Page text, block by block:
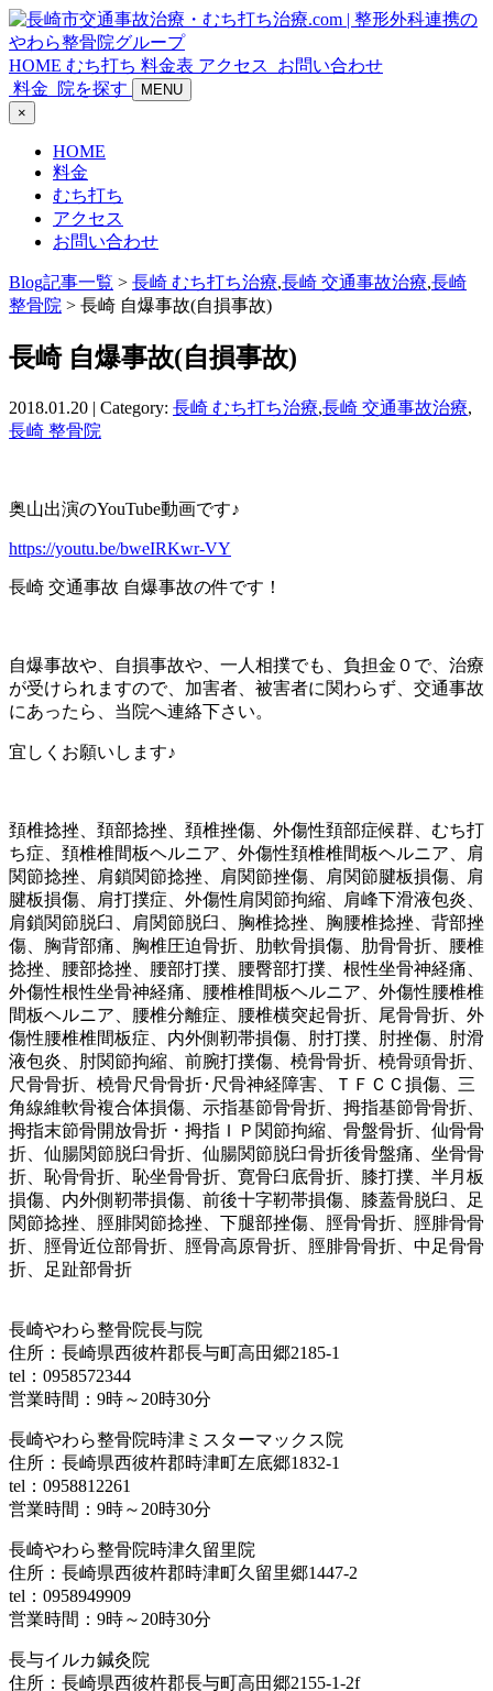
HOME むち打ち 料金表 アクセス
お問い合わせ
料金
院を探す
MENU
×
HOME
料金
むち打ち
アクセス
お問い合わせ
Blog記事一覧 > 長崎 むち打ち治療,長崎 交通事故治療,長崎
整骨院 > 長崎 自爆事故(自損事故)
長崎 自爆事故(自損事故)
2018.01.20 | Category: 長崎 むち打ち治療,長崎 交通事故治療,
長崎 整骨院
奥山出演のYouTube動画です♪
https://youtu.be/bweIRKwr-VY
長崎 交通事故 自爆事故の件です！
自爆事故や、自損事故や、一人相撲でも、負担金０で、治療
が受けられますので、加害者、被害者に関わらず、交通事故
にあったら、当院へ連絡下さい。
宜しくお願いします♪
頚椎捻挫、頚部捻挫、頚椎挫傷、外傷性頚部症候群、むち打
ち症、頚椎椎間板ヘルニア、外傷性頚椎椎間板ヘルニア、肩
関節捻挫、肩鎖関節捻挫、肩関節挫傷、肩関節腱板損傷、肩
腱板損傷、肩打撲症、外傷性肩関節拘縮、肩峰下滑液包炎、
肩鎖関節脱臼、肩関節脱臼、胸椎捻挫、胸腰椎捻挫、背部挫
傷、胸背部痛、胸椎圧迫骨折、肋軟骨損傷、肋骨骨折、腰椎
捻挫、腰部捻挫、腰部打撲、腰臀部打撲、根性坐骨神経痛、
外傷性根性坐骨神経痛、腰椎椎間板ヘルニア、外傷性腰椎椎
間板ヘルニア、腰椎分離症、腰椎横突起骨折、尾骨骨折、外
傷性腰椎椎間板症、内外側靭帯損傷、肘打撲、肘挫傷、肘滑
液包炎、肘関節拘縮、前腕打撲傷、橈骨骨折、橈骨頭骨折、
尺骨骨折、橈骨尺骨骨折･尺骨神経障害、ＴＦＣＣ損傷、三
角線維軟骨複合体損傷、示指基節骨骨折、拇指基節骨骨折、
拇指末節骨開放骨折・拇指ＩＰ関節拘縮、骨盤骨折、仙骨骨
折、仙腸関節脱臼骨折、仙腸関節脱臼骨折後骨盤痛、坐骨骨
折、恥骨骨折、恥坐骨骨折、寛骨臼底骨折、膝打撲、半月板
損傷、内外側靭帯損傷、前後十字靭帯損傷、膝蓋骨脱臼、足
関節捻挫、脛腓関節捻挫、下腿部挫傷、脛骨骨折、脛腓骨骨
折、脛骨近位部骨折、脛骨高原骨折、脛腓骨骨折、中足骨骨
折、足趾部骨折
長崎やわら整骨院長与院
住所：長崎県西彼杵郡長与町高田郷2185-1
tel：0958572344
営業時間：9時～20時30分
長崎やわら整骨院時津ミスターマックス院
住所：長崎県西彼杵郡時津町左底郷1832-1
tel：0958812261
営業時間：9時～20時30分
長崎やわら整骨院時津久留里院
住所：長崎県西彼杵郡時津町久留里郷1447-2
tel：0958949909
営業時間：9時～20時30分
長与イルカ鍼灸院
住所：長崎県西彼杵郡長与町高田郷2155-1-2f